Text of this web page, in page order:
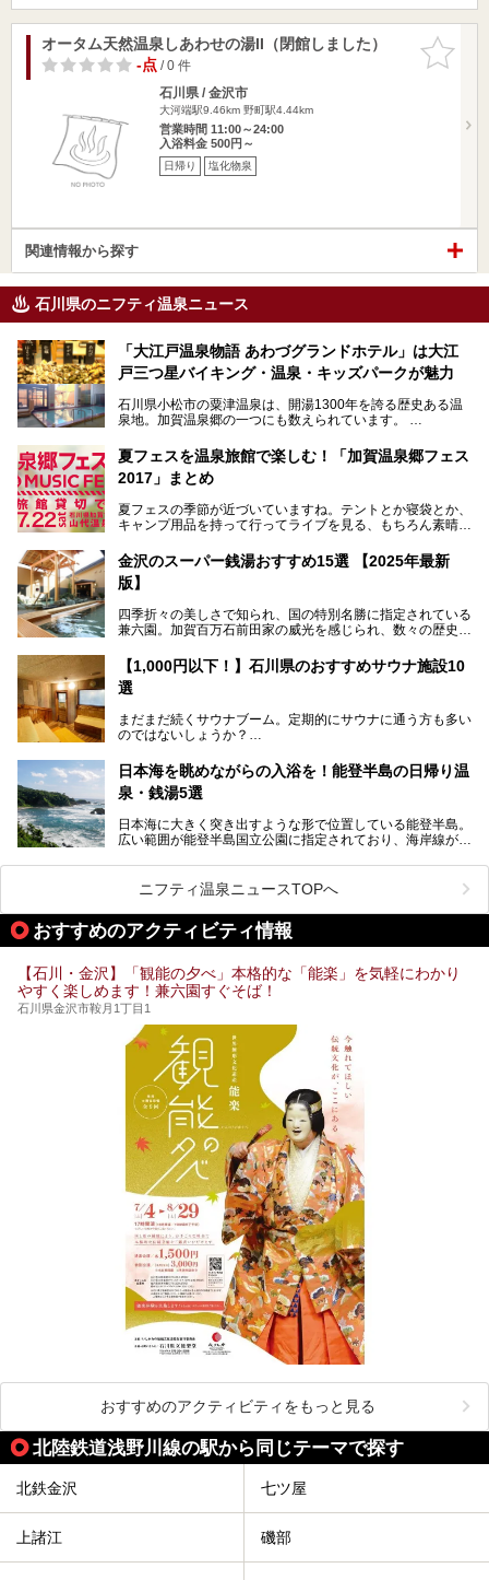
お気に入
りに追加
オータム天然温泉しあわせの湯II（閉館しました）
-点/ 0 件
石川県 / 金沢市
大河端駅9.46km 野町駅4.44km
営業時間 11:00～24:00
入浴料金 500円～
日帰り 塩化物泉
関連情報から探す
石川県のニフティ温泉ニュース
「大江戸温泉物語 あわづグランドホテル」は大江
戸三つ星バイキング・温泉・キッズパークが魅力
石川県小松市の粟津温泉は、開湯1300年を誇る歴史ある温
泉地。加賀温泉郷の一つにも数えられています。
その粟津温泉に建つ「大江戸温泉物語 あわづグランドホテ
ル」（以下、あわづグランドホテル）は客室数97室のホテ
ルで、昨年2024年12月に露天風呂を新設。充実したキッズ
2025年7月からは「大江戸三つ星バイキング」がスタート！
───
提供元：大江戸温泉物語ホテルズ＆リゾーツ株式会社【P
この記事は大江戸温泉物語 あわづグランドホテルのPR記事
です。
夏フェスを温泉旅館で楽しむ！「加賀温泉郷フェス
2017」まとめ
夏フェスの季節が近づいていますね。テントとか寝袋とか、
キャンプ用品を持って行ってライブを見る、もちろん素晴ら
いやでもね、暑いし汗や砂埃でドロドロになるしうるさくて
夜は寝られないし、若い時はそういうのが良かったんですけ
今、もうちょっと気楽なフェスはないかな、と探してたらあ
りましたよ！
「加賀温泉郷フェス 2017」が石川県・山代温泉の瑠璃光を
全館貸し切って開催！
れちゃう！なんということでしょう！！
金沢のスーパー銭湯おすすめ15選 【2025年最新
版】
四季折々の美しさで知られ、国の特別名勝に指定されている
兼六園。加賀百万石前田家の威光を感じられ、数々の歴史的
ア。国内でも特に人気の観光地の1つです。北陸新幹線で東
京から約2時間30分と、首都圏からアクセスしやすい立地も
魅力ですね。
り、観光に加えて温泉もぜひ楽しみたいところ。金沢エリア
でおすすめのスーパー銭湯をご紹介します。
【1,000円以下！】石川県のおすすめサウナ施設10
選
まだまだ続くサウナブーム。定期的にサウナに通う方も多い
のではないしょうか？
今回はそんなサウナによく行く人もこれから楽しむ人も格安
で楽しめるサウナを紹介します。
など、種類豊富ですよ。
日本海を眺めながらの入浴を！能登半島の日帰り温
泉・銭湯5選
日本海に大きく突き出すような形で位置している能登半島。
広い範囲が能登半島国立公園に指定されており、海岸線が作
車で行くのがオススメですが、ドライブの際にぜひ一緒に楽
しんでいただきたいのが温泉です。絶景を眺めながらつかる
温泉は最高ですよ！ 今回はそんな能登の温泉を5つご紹介
します。
ニフティ温泉ニュースTOPへ
おすすめのアクティビティ情報
【石川・金沢】「観能の夕べ」本格的な「能楽」を気軽にわかり
やすく楽しめます！兼六園すぐそば！
石川県金沢市鞍月1丁目1
おすすめのアクティビティをもっと見る
北陸鉄道浅野川線の駅から同じテーマで探す
北鉄金沢 七ツ屋
上諸江 磯部